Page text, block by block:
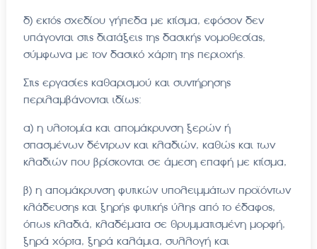
δ) εκτός σχεδίου γήπεδα με κτίσμα, εφόσον δεν
υπάγονται στις διατάξεις της δασικής νομοθεσίας,
σύμφωνα με τον δασικό χάρτη της περιοχής.
Στις εργασίες καθαρισμού και συντήρησης
περιλαμβάνονται ιδίως:
α) η υλοτομία και απομάκρυνση ξερών ή
σπασμένων δέντρων και κλαδιών, καθώς και των
κλαδιών που βρίσκονται σε άμεση επαφή με κτίσμα,
β) η απομάκρυνση φυτικών υπολειμμάτων προϊόντων
κλάδευσης και ξηρής φυτικής ύλης από το έδαφος,
όπως κλαδιά, κλαδέματα σε θρυμματισμένη μορφή,
ξηρά χόρτα, ξηρά καλάμια, συλλογή και